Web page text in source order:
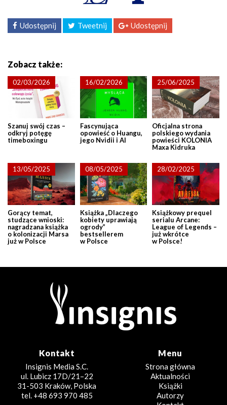
Udostępnij Tweetnij Udostępnij
Zobacz także:
02/03/2026
Szanuj swój czas –
odkryj potęgę
timeboxingu
16/02/2026
Fascynująca
opowieść o Huangu,
jego Nvidii i AI
25/06/2025
Oficjalna strona
polskiego wydania
powieści KOLONIA
Maxa Kidruka
13/05/2025
Gorący temat,
studzące wnioski:
nagradzana książka
o kolonizacji Marsa
już w Polsce
08/05/2025
Książka „Dlaczego
kobiety uprawiają
ogrody”
bestsellerem
w Polsce
28/02/2025
Książkowy prequel
serialu Arcane:
League of Legends –
już wkrótce
w Polsce!
Kontakt
Insignis Media S.C.
ul. Lubicz 17D/21–22
31-503 Kraków, Polska
tel. +48 693 970 485
Menu
Strona główna
Aktualności
Książki
Autorzy